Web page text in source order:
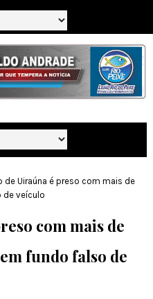
de Uiraúna é preso com mais de
de veículo
com mais de
fundo falso de